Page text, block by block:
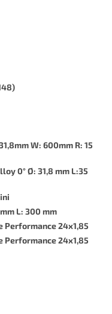
W: 600mm R: 15
0° Ø: 31,8 mm L:35
L: 300 mm
Performance 24x1,85
Performance 24x1,85